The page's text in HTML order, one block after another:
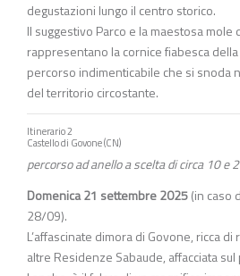
degustazioni lungo il centro storico.
Il suggestivo Parco e la maestosa mole
rappresentano la cornice fiabesca
percorso indimenticabile che si snoda
del territorio circostante.
Itinerario 2
Castello di Govone (CN)
percorso ad anello a scelta di circa 10 e
Domenica 21 settembre 2025(in caso
28/09).
L’affascinate dimora di Govone, ricca
altre Residenze Sabaude, affacciata